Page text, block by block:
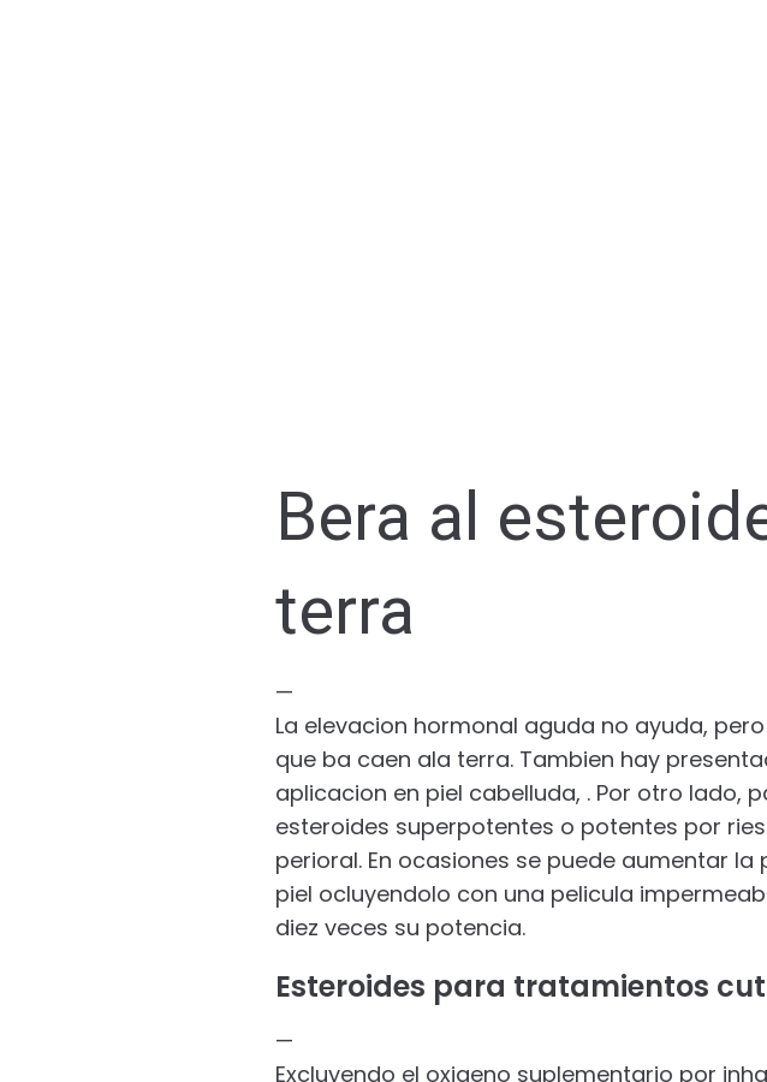
Bera al
terra
—
La elevacion hormonal aguda no ayuda,
que ba caen ala terra. Tambien hay
aplicacion en piel cabelluda, . Por otro lado,
esteroides superpotentes o potentes por
perioral. En ocasiones se puede aumentar
piel ocluyendolo con una pelicula
diez veces su potencia.
Esteroides para tratamientos
—
Excluyendo el oxigeno suplementario por